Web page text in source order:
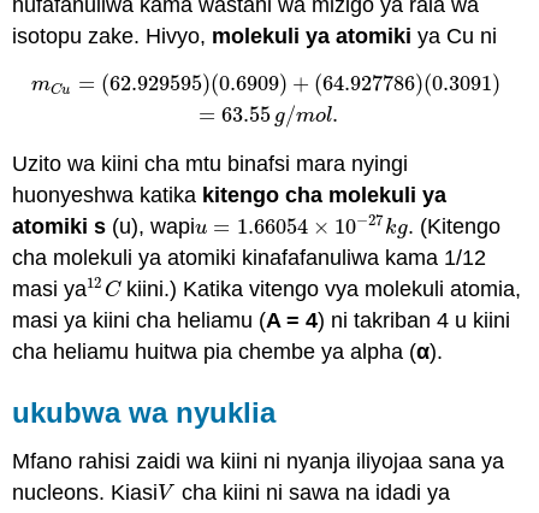
hufafanuliwa kama wastani wa mizigo ya raia wa
isotopu zake. Hivyo, molekuli ya atomiki ya Cu ni
mCu = (62.929595)(0.6909) + (64.927786)(0.3091)
= 63.55 g/mol.
Cu= 62.929595)(0.6909)+( 64.927786)(0.3091)=
Uzito wa kiini cha mtu binafsi mara nyingi
huonyeshwa katika kitengo cha molekuli ya
atomiki s (u), wapiu = 1.66054 × 10−27kg
u =1.66054× 10−27k g . (Kitengo
cha molekuli ya atomiki kinafafanuliwa kama 1/12
masi ya12 C
12Ckiini.) Katika vitengo vya molekuli atomia,
masi ya kiini cha heliamu (A = 4) ni takriban 4 u kiini
cha heliamu huitwa pia chembe ya alpha (α).
ukubwa wa nyuklia
Mfano rahisi zaidi wa kiini ni nyanja iliyojaa sana ya
nucleons. KiasiV
V cha kiini ni sawa na idadi ya